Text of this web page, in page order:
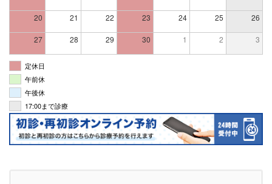
20 21 22 23 24 25 26
27 28 29 30 1 2 3
定休日
午前休
午後休
17:00まで診療